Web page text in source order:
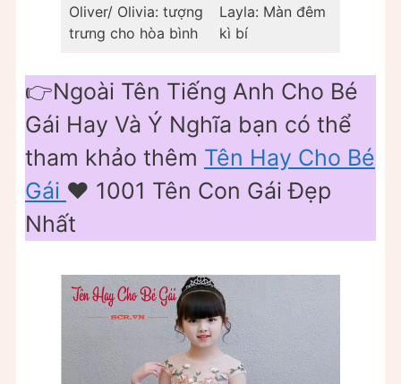
Oliver/ Olivia: tượng
trưng cho hòa bình
Layla: Màn đêm
kì bí
👉Ngoài Tên Tiếng Anh Cho Bé
Gái Hay Và Ý Nghĩa bạn có thể
tham khảo thêm Tên Hay Cho Bé
Gái ❤️️ 1001 Tên Con Gái Đẹp
Nhất